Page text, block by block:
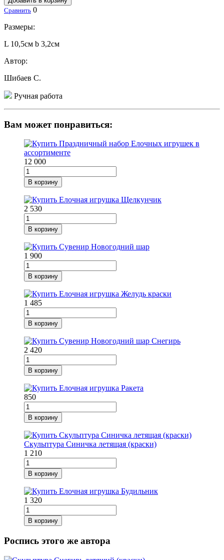
Сравнить 0
Размеры:
L 10,5см b 3,2см
Автор:
Шибаев С.
Ручная работа
Вам может понравиться:
12 000
В корзину
2 530
В корзину
1 900
В корзину
1 485
В корзину
2 420
В корзину
850
В корзину
Скульптура Синичка летящая (краски)
1 210
В корзину
1 320
В корзину
Роспись этого же автора